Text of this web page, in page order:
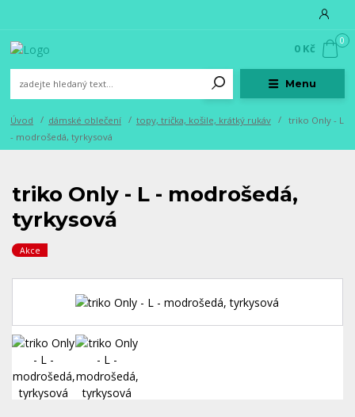
Menu
0
0 Kč
Úvod dámské oblečení topy, trička, košile, krátký rukáv
triko Only - L
- modrošedá, tyrkysová
triko Only - L - modrošedá,
tyrkysová
Akce